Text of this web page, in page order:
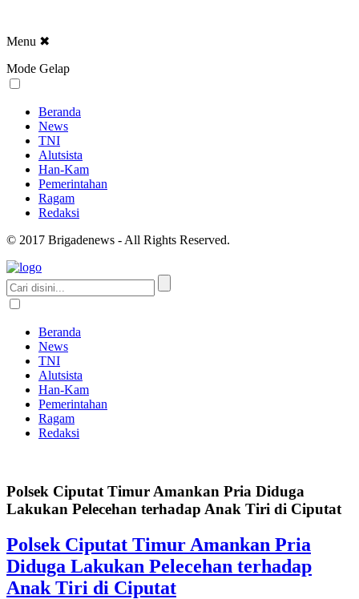
Menu ✖
Mode Gelap
Beranda
News
TNI
Alutsista
Han-Kam
Pemerintahan
Ragam
Redaksi
© 2017 Brigadenews - All Rights Reserved.
Beranda
News
TNI
Alutsista
Han-Kam
Pemerintahan
Ragam
Redaksi
Polsek Ciputat Timur Amankan Pria Diduga
Lakukan Pelecehan terhadap Anak Tiri di Ciputat
Polsek Ciputat Timur Amankan Pria
Diduga Lakukan Pelecehan terhadap
Anak Tiri di Ciputat